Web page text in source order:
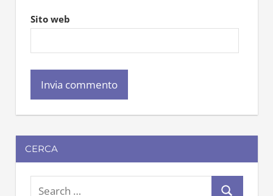
Sito web
CERCA